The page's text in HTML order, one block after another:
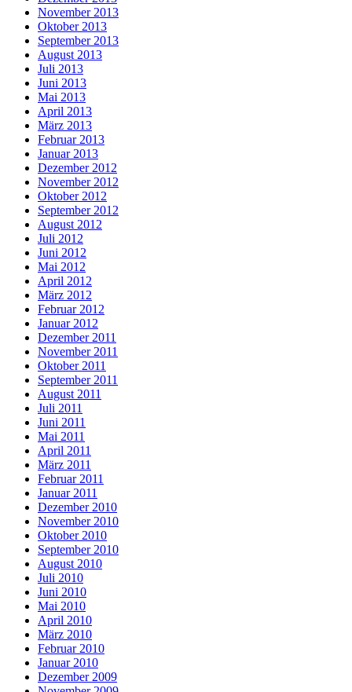
November 2013
Oktober 2013
September 2013
August 2013
Juli 2013
Juni 2013
Mai 2013
April 2013
März 2013
Februar 2013
Januar 2013
Dezember 2012
November 2012
Oktober 2012
September 2012
August 2012
Juli 2012
Juni 2012
Mai 2012
April 2012
März 2012
Februar 2012
Januar 2012
Dezember 2011
November 2011
Oktober 2011
September 2011
August 2011
Juli 2011
Juni 2011
Mai 2011
April 2011
März 2011
Februar 2011
Januar 2011
Dezember 2010
November 2010
Oktober 2010
September 2010
August 2010
Juli 2010
Juni 2010
Mai 2010
April 2010
März 2010
Februar 2010
Januar 2010
Dezember 2009